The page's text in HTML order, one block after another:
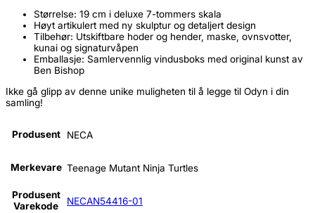
Størrelse: 19 cm i deluxe 7-tommers skala
Høyt artikulert med ny skulptur og detaljert design
Tilbehør: Utskiftbare hoder og hender, maske, ovnsvotter,
kunai og signaturvåpen
Emballasje: Samlervennlig vindusboks med original kunst av
Ben Bishop
Ikke gå glipp av denne unike muligheten til å legge til Odyn i din
samling!
Produsent NECA
Merkevare Teenage Mutant Ninja Turtles
Produsent
Varekode
NECAN54416-01